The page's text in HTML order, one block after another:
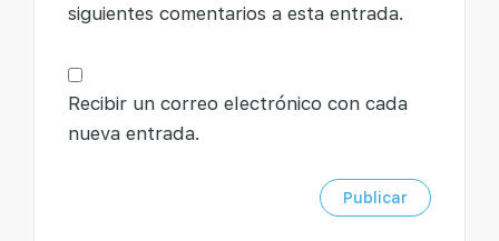
siguientes comentarios a esta entrada.
Recibir un correo electrónico con cada
nueva entrada.